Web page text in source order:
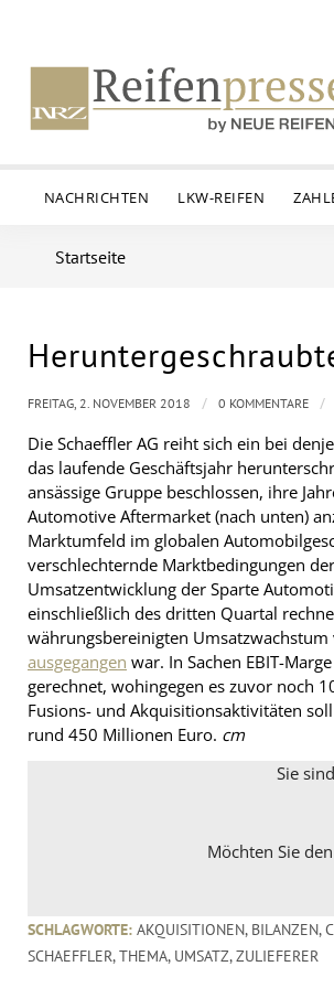
NACHRICHTEN LKW-REIFEN
Startseite
Die Schaeffler AG reiht sich ein bei
das laufende Geschäftsjahr
ansässige Gruppe beschlossen, ihre
Automotive Aftermarket (nach unten)
Marktumfeld im globalen
verschlechternde Marktbedingungen
Umsatzentwicklung der Sparte
einschließlich des dritten Quartal
währungsbereinigten
ausgegangen war. In Sachen EBIT-
gerechnet, wohingegen es zuvor noch
Fusions- und Akquisitionsaktivitäten
rund 450 Millionen Euro. cm
Sie
Möchten Sie
FREITAG, 2. NOVEMBER 2018 / 0 KOMMENTARE /
SCHLAGWORTE: AKQUISITIONEN, BILANZEN,
SCHAEFFLER,THEMA, UMSATZ,ZULIEFERER